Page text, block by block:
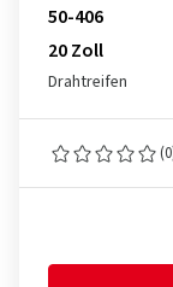
50-406
20 Zoll
Drahtreifen